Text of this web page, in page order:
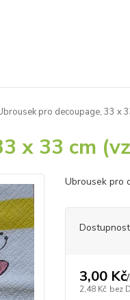
pro decoupage, 33 x
x 33 cm
Ubrousek pro
Dostupnost
3,00 Kč/
2,48 Kč bez